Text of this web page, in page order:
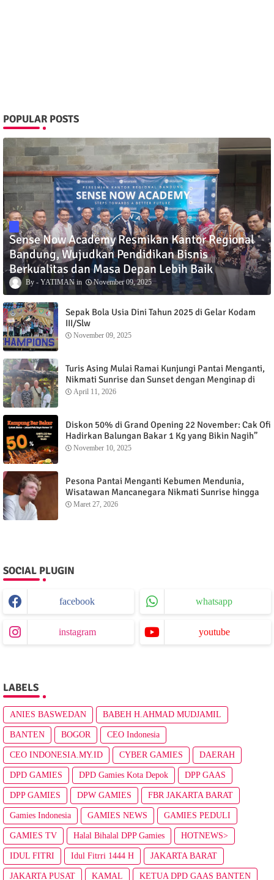
POPULAR POSTS
Sense Now Academy Resmikan Kantor Regional
Bandung, Wujudkan Pendidikan Bisnis
Berkualitas dan Masa Depan Lebih Baik
YATIMAN November 09, 2025
Sepak Bola Usia Dini Tahun 2025 di Gelar Kodam
III/Slw
November 09, 2025
Turis Asing Mulai Ramai Kunjungi Pantai Menganti,
Nikmati Sunrise dan Sunset dengan Menginap di
Menganti Cottage
April 11, 2026
Diskon 50% di Grand Opening 22 November: Cak Ofi
Hadirkan Balungan Bakar 1 Kg yang Bikin Nagih”
November 10, 2025
Pesona Pantai Menganti Kebumen Mendunia,
Wisatawan Mancanegara Nikmati Sunrise hingga
Sunset dari Menganti Cottage
Maret 27, 2026
SOCIAL PLUGIN
facebook whatsapp
instagram youtube
LABELS
ANIES BASWEDAN BABEH H.AHMAD MUDJAMIL
BANTEN BOGOR CEO Indonesia
CEO INDONESIA.MY.ID CYBER GAMIES DAERAH
DPD GAMIES DPD Gamies Kota Depok DPP GAAS
DPP GAMIES DPW GAMIES FBR JAKARTA BARAT
Gamies Indonesia GAMIES NEWS GAMIES PEDULI
GAMIES TV Halal Bihalal DPP Gamies HOTNEWS>
IDUL FITRI Idul Fitrri 1444 H JAKARTA BARAT
JAKARTA PUSAT KAMAL KETUA DPD GAAS BANTEN